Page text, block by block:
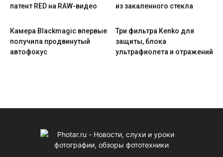
патент RED на RAW-видео
из закаленного стекла
Камера Blackmagic впервые
получила продвинутый
автофокус
Три фильтра Kenko для
защиты, блока
ультрафиолета и отражений